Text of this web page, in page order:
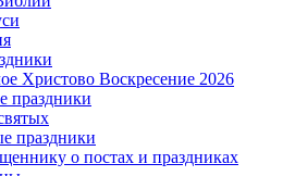
Христово Воскресение 2026
праздники
праздники
о постах и праздниках